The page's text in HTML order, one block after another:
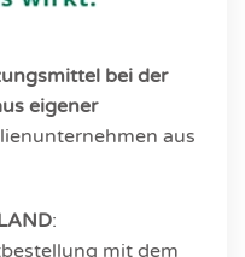
bei der
eigener
aus
:
mit dem